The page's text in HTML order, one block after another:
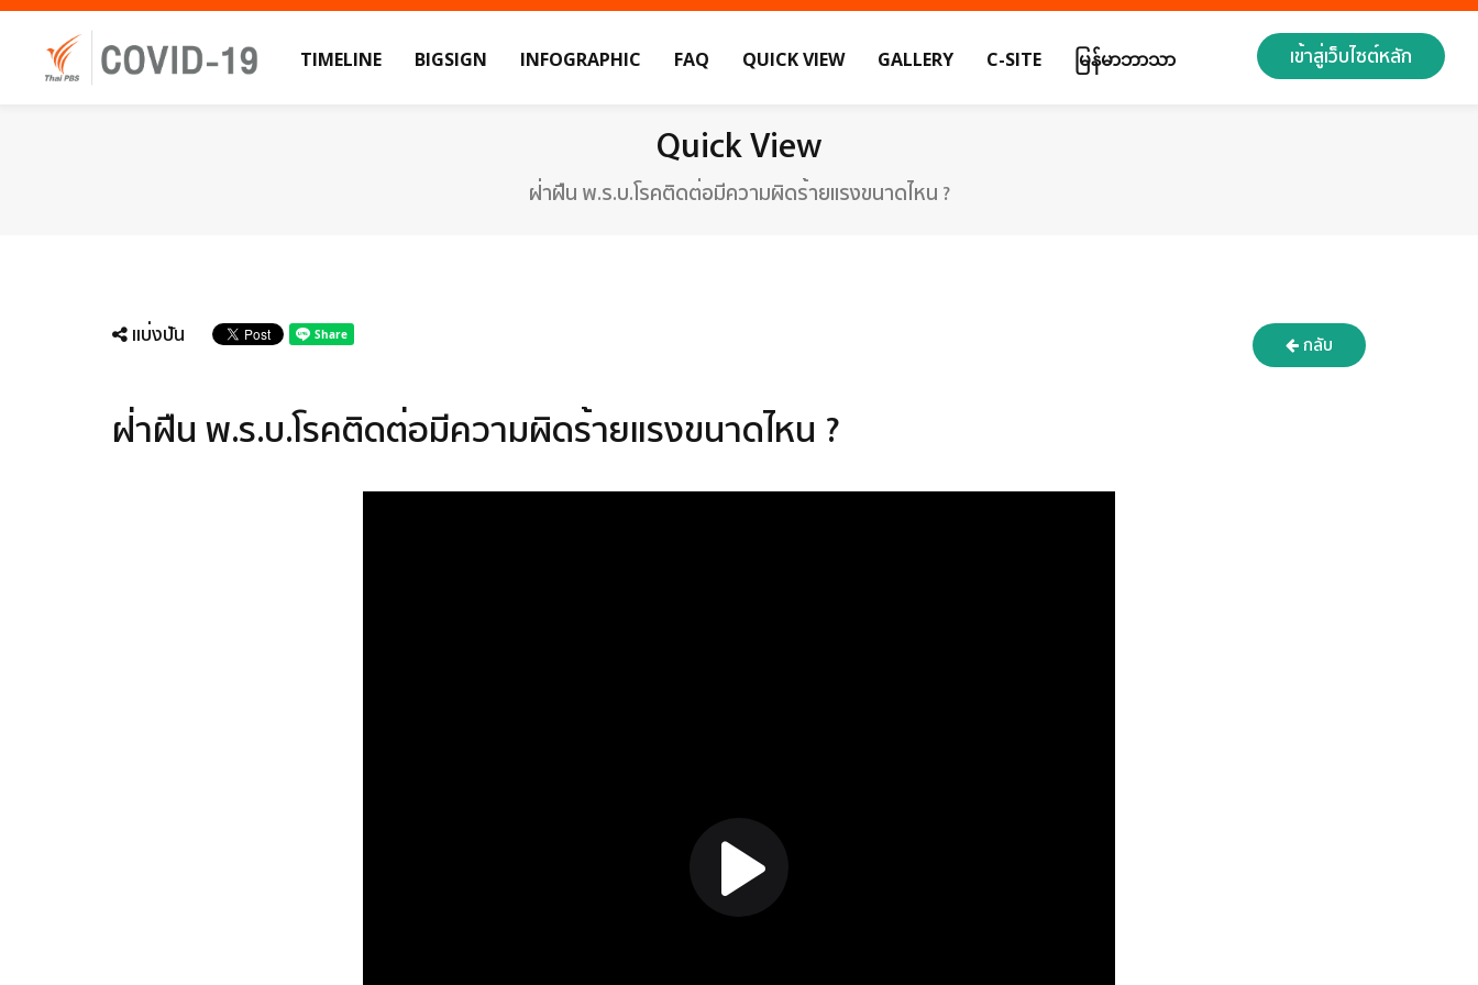
TIMELINE BIGSIGN INFOGRAPHIC FAQ QUICK VIEW GALLERY C-SITE မြန်မာဘာသာ เข้าสู่เว็บไซต์หลัก
Quick View
ฝ่าฝืน พ.ร.บ.โรคติดต่อมีความผิดร้ายแรงขนาดไหน ?
แบ่งปัน
กลับ
ฝ่าฝืน พ.ร.บ.โรคติดต่อมีความผิดร้ายแรงขนาดไหน ?